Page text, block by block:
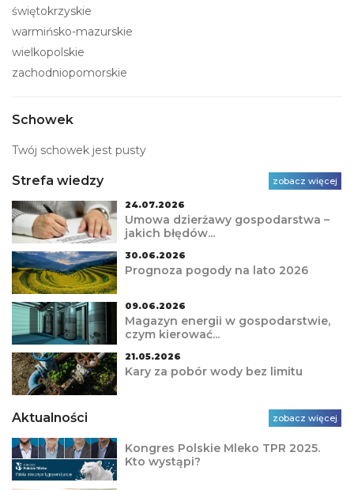
świętokrzyskie
warmińsko-mazurskie
wielkopolskie
zachodniopomorskie
Schowek
Twój schowek jest pusty
Strefa wiedzy zobacz więcej
24.07.2026
Umowa dzierżawy gospodarstwa –
jakich błędów...
30.06.2026
Prognoza pogody na lato 2026
09.06.2026
Magazyn energii w gospodarstwie,
czym kierować...
21.05.2026
Kary za pobór wody bez limitu
Aktualności zobacz więcej
Kongres Polskie Mleko TPR 2025.
Kto wystąpi?